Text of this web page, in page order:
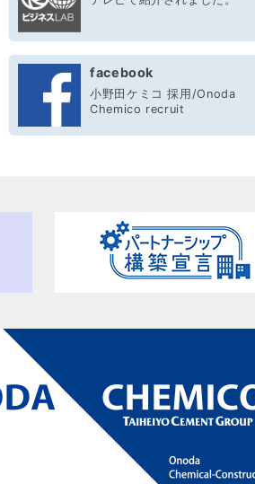
facebook
小野田ケミコ 採用/Onoda
Chemico recruit